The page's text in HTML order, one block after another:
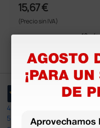
15,67 €
(Precio sin IVA)
10 uds.
4,4
597